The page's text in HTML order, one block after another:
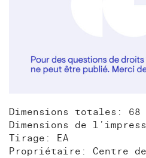
Dimensions totales: 68
Dimensions de
Tirage: EA
Propriétaire: Centre